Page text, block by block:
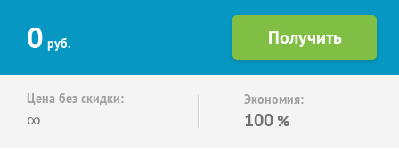
0 руб.
Цена без скидки:
∞
Экономия:
100 %